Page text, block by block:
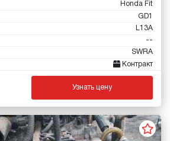
Honda Fit
GD1
L13A
--
SWRA
Контракт
Узнать цену